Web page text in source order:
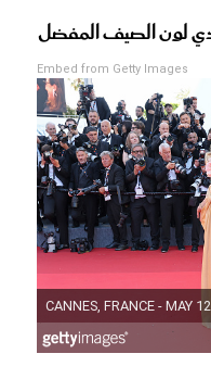
لون الصيف المفضل
Embed from Getty Images